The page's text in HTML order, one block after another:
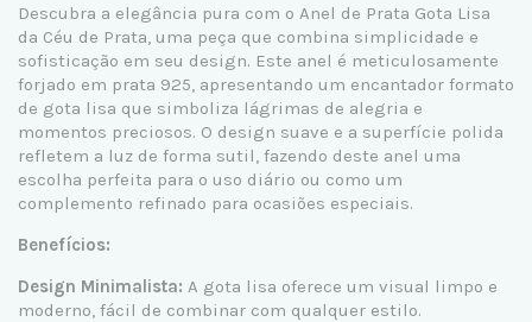
Descubra a elegância pura com o Anel de Prata Gota Lisa
da Céu de Prata, uma peça que combina simplicidade e
sofisticação em seu design. Este anel é meticulosamente
forjado em prata 925, apresentando um encantador formato
de gota lisa que simboliza lágrimas de alegria e
momentos preciosos. O design suave e a superfície polida
refletem a luz de forma sutil, fazendo deste anel uma
escolha perfeita para o uso diário ou como um
complemento refinado para ocasiões especiais.
Benefícios:
Design Minimalista: A gota lisa oferece um visual limpo e
moderno, fácil de combinar com qualquer estilo.